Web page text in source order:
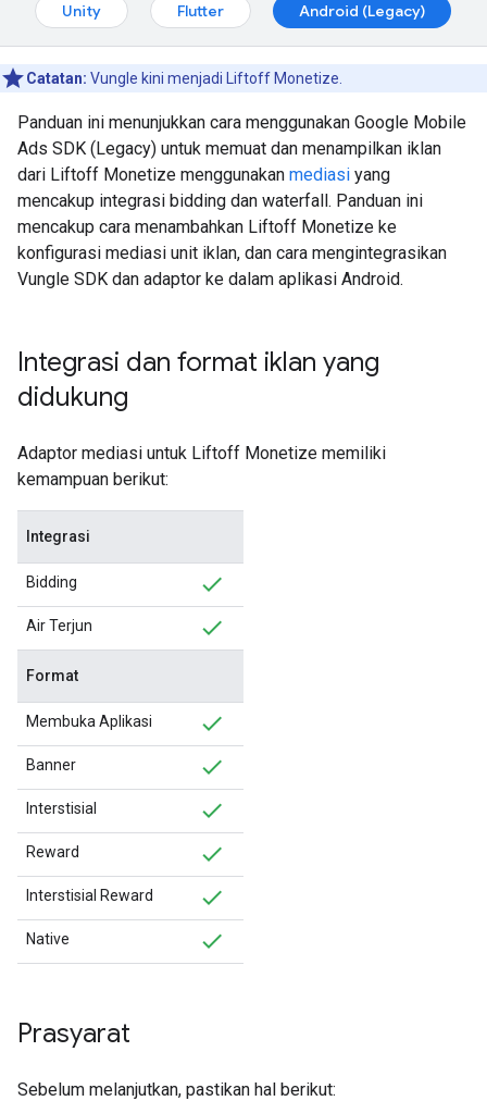
Unity
Flutter Android (Legacy)
Catatan: Vungle kini menjadi Liftoff Monetize.
Panduan ini menunjukkan cara menggunakan Google Mobile
Ads SDK (Legacy) untuk memuat dan menampilkan iklan
dari Liftoff Monetize menggunakan mediasi yang
mencakup integrasi bidding dan waterfall. Panduan ini
mencakup cara menambahkan Liftoff Monetize ke
konfigurasi mediasi unit iklan, dan cara mengintegrasikan
Vungle SDK dan adaptor ke dalam aplikasi Android.
Integrasi dan format iklan yang
didukung
Adaptor mediasi untuk Liftoff Monetize memiliki
kemampuan berikut:
Integrasi
Bidding
Air Terjun
Format
Membuka Aplikasi
Banner
Interstisial
Reward
Interstisial Reward
Native
Prasyarat
Sebelum melanjutkan, pastikan hal berikut: